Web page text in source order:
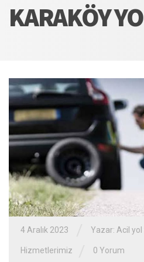
KARAKÖY
4 Aralık 2023 Yazar: Acil yol
Hizmetlerimiz 0 Yorum